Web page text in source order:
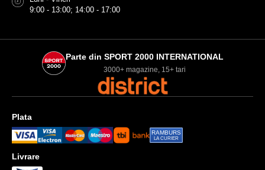
9:00 - 13:00; 14:00 - 17:00
Parte din SPORT 2000 INTERNATIONAL
3000+ magazine, 15+ tari
Plata
RAMBURS
LA CURIER
Livrare